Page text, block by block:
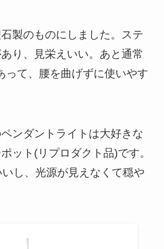
製のものにしました。ステ
り、見栄えいい。あと通常
って、腰を曲げずに使いやす
ンダントライトは大好きな
ット(リプロダクト品)です。
し、光源が見えなくて穏や